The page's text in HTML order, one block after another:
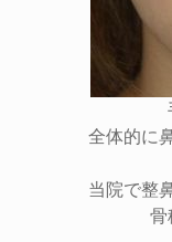
全体的に
当院で整
骨